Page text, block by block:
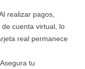
realizar pagos,
cuenta virtual, lo
real permanece
Asegura tu